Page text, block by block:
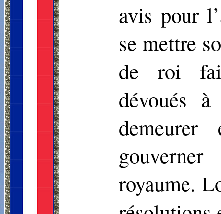
avis pour
se mettre
de roi
dévoués
royaume.